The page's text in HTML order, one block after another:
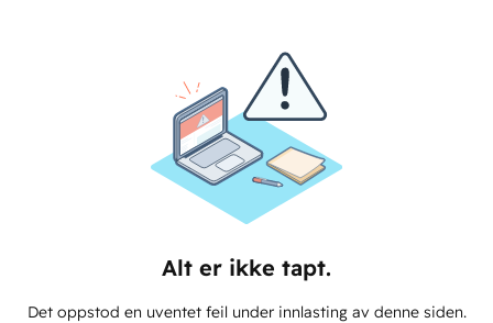
Alt er ikke tapt.
Det oppstod en uventet feil under innlasting av denne siden.